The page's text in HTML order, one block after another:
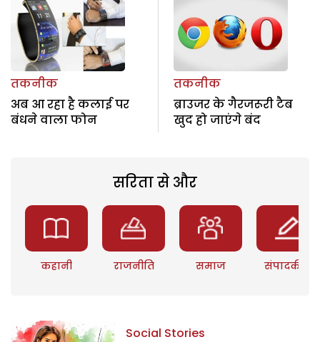
तकनीक
अब आ रहा है कलाई पर
बंधने वाला फोन
तकनीक
ब्राउजर के गैरजरूरी टैब
खुद हो जाएंगे बंद
सरिता से और
कहानी राजनीति समाज संपादकीय
Social Stories